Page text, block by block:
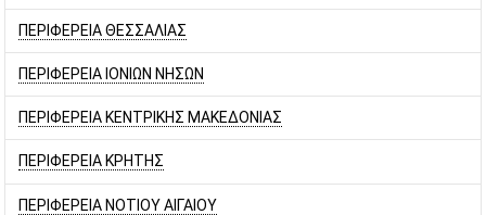
ΠΕΡΙΦΕΡΕΙΑ ΘΕΣΣΑΛΙΑΣ
ΠΕΡΙΦΕΡΕΙΑ ΙΟΝΙΩΝ ΝΗΣΩΝ
ΠΕΡΙΦΕΡΕΙΑ ΚΕΝΤΡΙΚΗΣ ΜΑΚΕΔΟΝΙΑΣ
ΠΕΡΙΦΕΡΕΙΑ ΚΡΗΤΗΣ
ΠΕΡΙΦΕΡΕΙΑ ΝΟΤΙΟΥ ΑΙΓΑΙΟΥ